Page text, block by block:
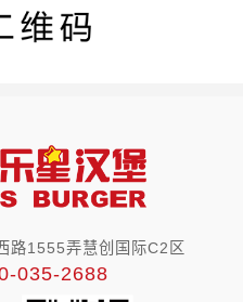
路1555弄慧创国际C2区
035-2688